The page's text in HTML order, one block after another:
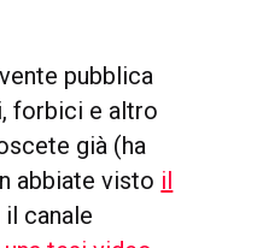
pubblica
forbici e altro
già (ha
abbiate visto il
canale